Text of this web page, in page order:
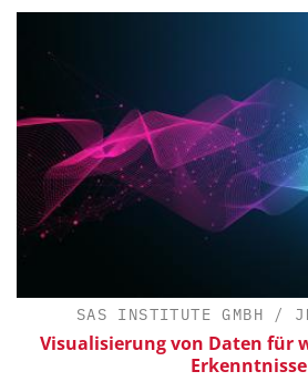
SAS INSTITUTE GMBH /
Visualisierung von Daten für
Erkenntnisse